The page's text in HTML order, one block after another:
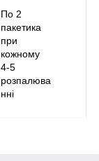
По 2
пакетика
при
кожному
4-5
розпалюва
нні